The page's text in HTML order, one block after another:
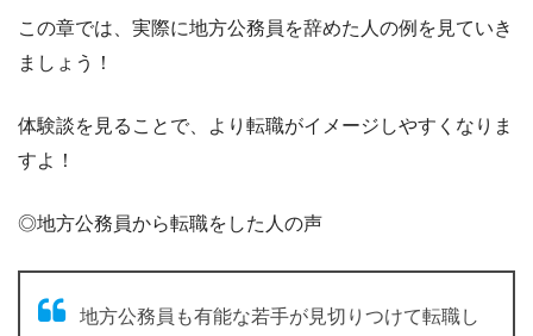
この章では、 実際に地方公務員を辞めた人の例 を見ていき
ましょう！
体験談を見ることで、より転職がイメージしやすくなりま
すよ！
◎地方公務員から転職をした人の声
地方公務員も有能な若手が見切りつけて転職し